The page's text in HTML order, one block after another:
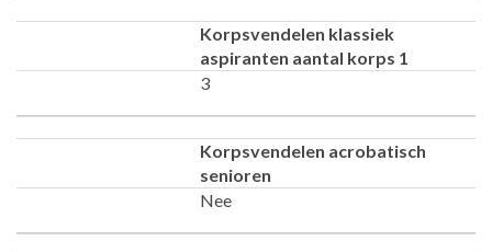
Korpsvendelen klassiek
aspiranten aantal korps 1
3
Korpsvendelen acrobatisch
senioren
Nee